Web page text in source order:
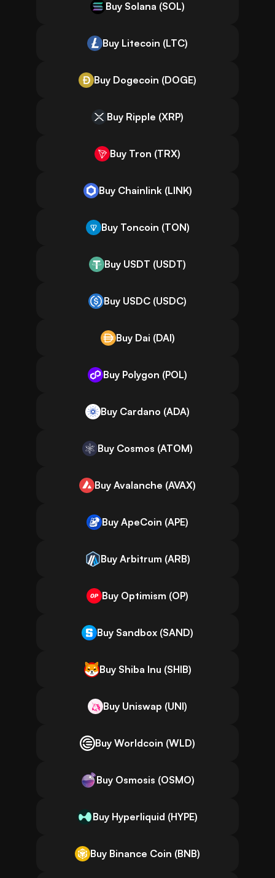
Buy Solana (SOL)
Buy Litecoin (LTC)
Buy Dogecoin (DOGE)
Buy Ripple (XRP)
Buy Tron (TRX)
Buy Chainlink (LINK)
Buy Toncoin (TON)
Buy USDT (USDT)
Buy USDC (USDC)
Buy Dai (DAI)
Buy Polygon (POL)
Buy Cardano (ADA)
Buy Cosmos (ATOM)
Buy Avalanche (AVAX)
Buy ApeCoin (APE)
Buy Arbitrum (ARB)
Buy Optimism (OP)
Buy Sandbox (SAND)
Buy Shiba Inu (SHIB)
Buy Uniswap (UNI)
Buy Worldcoin (WLD)
Buy Osmosis (OSMO)
Buy Hyperliquid (HYPE)
Buy Binance Coin (BNB)